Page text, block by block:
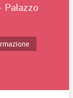
Palazzo